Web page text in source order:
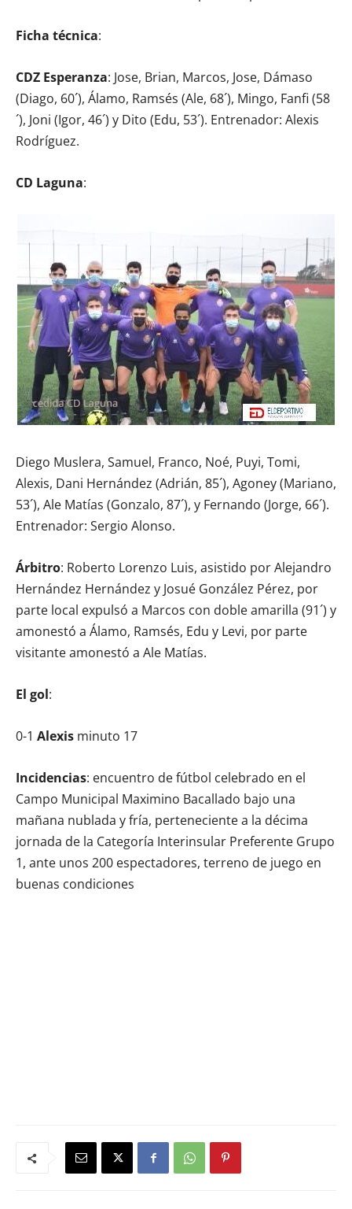
Ficha técnica:
CDZ Esperanza: Jose, Brian, Marcos, Jose, Dámaso
(Diago, 60´), Álamo, Ramsés (Ale, 68´), Mingo, Fanfi (58
´), Joni (Igor, 46´) y Dito (Edu, 53´). Entrenador: Alexis
Rodríguez.
CD Laguna:
Diego Muslera, Samuel, Franco, Noé, Puyi, Tomi,
Alexis, Dani Hernández (Adrián, 85´), Agoney (Mariano,
53´), Ale Matías (Gonzalo, 87´), y Fernando (Jorge, 66´).
Entrenador: Sergio Alonso.
Árbitro: Roberto Lorenzo Luis, asistido por Alejandro
Hernández Hernández y Josué González Pérez, por
parte local expulsó a Marcos con doble amarilla (91´) y
amonestó a Álamo, Ramsés, Edu y Levi, por parte
visitante amonestó a Ale Matías.
El gol:
0-1 Alexis minuto 17
Incidencias: encuentro de fútbol celebrado en el
Campo Municipal Maximino Bacallado bajo una
mañana nublada y fría, perteneciente a la décima
jornada de la Categoría Interinsular Preferente Grupo
1, ante unos 200 espectadores, terreno de juego en
buenas condiciones